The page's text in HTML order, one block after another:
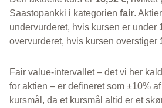
Saastopankki i kategorien fair.
undervurderet, hvis kursen er under
overvurderet, hvis kursen overstiger
Fair value-intervallet – det vi her
for aktien – er defineret som ±10%
kursmål, da et kursmål altid er et